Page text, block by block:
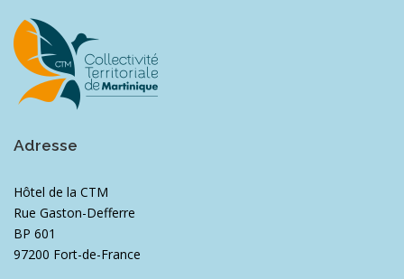
Adresse
Hôtel de la CTM
Rue Gaston-Defferre
BP 601
97200 Fort-de-France